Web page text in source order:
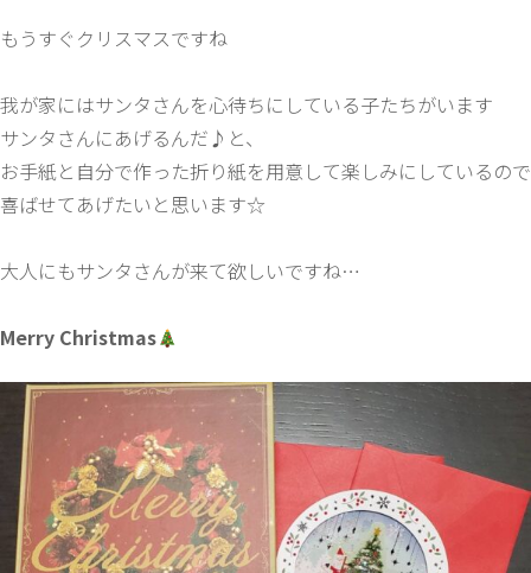
もうすぐクリスマスですね
我が家にはサンタさんを心待ちにしている子たちがいます
サンタさんにあげるんだ♪と、
お手紙と自分で作った折り紙を用意して楽しみにしているので
喜ばせてあげたいと思います☆
大人にもサンタさんが来て欲しいですね…
Merry Christmas